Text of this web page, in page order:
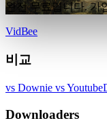
완전 무료입니다. 가
VidBee
비교
vs Downie vs
Downloaders